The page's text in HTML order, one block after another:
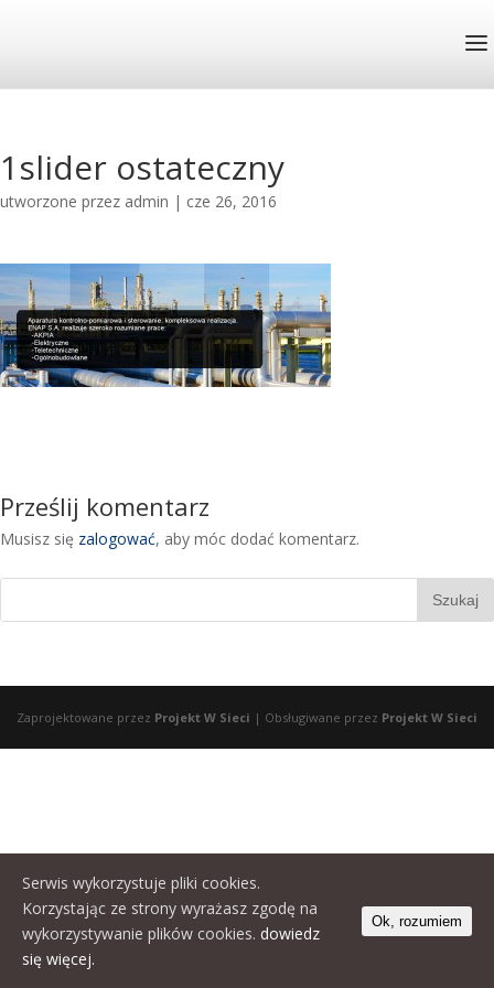
1slider ostateczny
utworzone przez admin | cze 26, 2016
Prześlij komentarz
Musisz się zalogować, aby móc dodać komentarz.
Zaprojektowane przez Projekt W Sieci | Obsługiwane przez Projekt W Sieci
Serwis wykorzystuje pliki cookies.
Korzystając ze strony wyrażasz zgodę na
wykorzystywanie plików cookies. dowiedz
się więcej.
Ok, rozumiem